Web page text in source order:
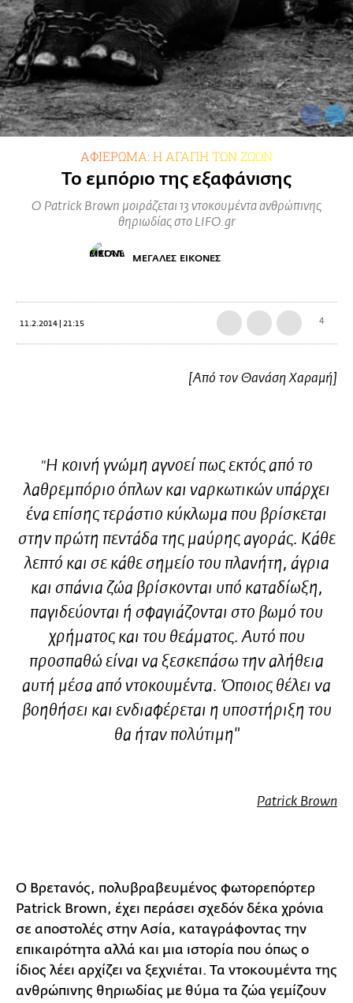
ΑΦΙΕΡΩΜΑ: Η ΑΓΑΠΗ ΤΩΝ ΖΩΩΝ
Το εμπόριο της εξαφάνισης
Ο Patrick Brown μοιράζεται 13 ντοκουμέντα ανθρώπινης
θηριωδίας στο LIFO.gr
11.2.2014 | 21:15 4
ΜΕΓΑΛΕΣ ΕΙΚΟΝΕΣ
[Aπό τον Θανάση Χαραμή]
"H κοινή γνώμη αγνοεί πως εκτός από το
λαθρεμπόριο όπλων και ναρκωτικών υπάρχει
ένα επίσης τεράστιο κύκλωμα που βρίσκεται
στην πρώτη πεντάδα της μαύρης αγοράς. Κάθε
λεπτό και σε κάθε σημείο του πλανήτη, άγρια
και σπάνια ζώα βρίσκονται υπό καταδίωξη,
παγιδεύονται ή σφαγιάζονται στο βωμό του
χρήματος και του θεάματος. Αυτό που
προσπαθώ είναι να ξεσκεπάσω την αλήθεια
αυτή μέσα από ντοκουμέντα. Όποιος θέλει να
βοηθήσει και ενδιαφέρεται η υποστήριξη του
θα ήταν πολύτιμη"
Patrick Brown
O Βρετανός, πολυβραβευμένος φωτορεπόρτερ
Patrick Brown, έχει περάσει σχεδόν δέκα χρόνια
σε αποστολές στην Ασία, καταγράφοντας την
επικαιρότητα αλλά και μια ιστορία που όπως ο
ίδιος λέει αρχίζει να ξεχνιέται. Τα ντοκουμέντα της
ανθρώπινης θηριωδίας με θύμα τα ζώα γεμίζουν